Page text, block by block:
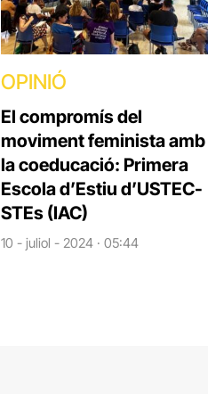
OPINIÓ
El compromís del
moviment feminista amb
la coeducació: Primera
Escola d’Estiu d’USTEC-
STEs (IAC)
10 - juliol - 2024 · 05:44